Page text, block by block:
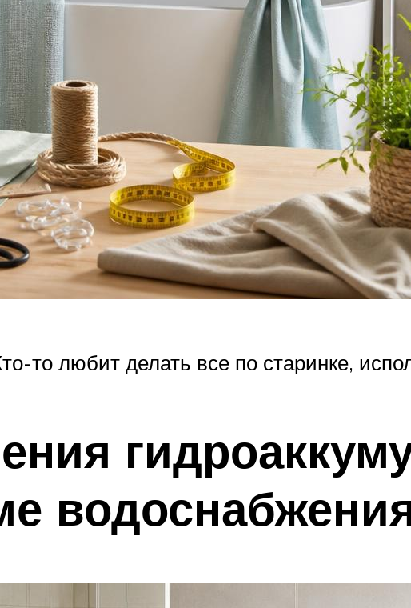
то любит делать все по старинке,